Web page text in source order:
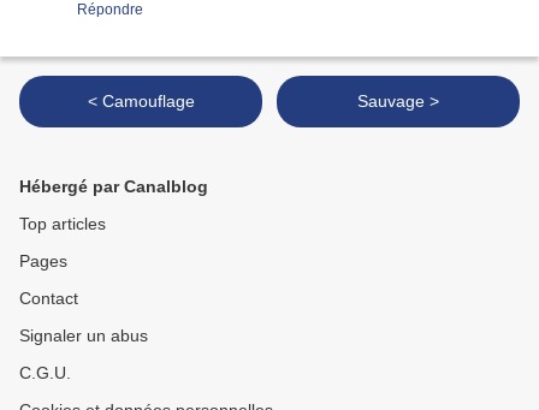
Répondre
< Camouflage Sauvage >
Hébergé par Canalblog
Top articles
Pages
Contact
Signaler un abus
C.G.U.